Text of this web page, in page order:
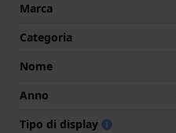
Marca
Categoria
Nome
Anno
Tipo di display